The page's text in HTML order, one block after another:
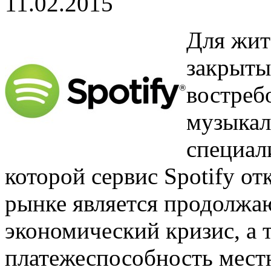
Для
которой сервис Spotify
рынке является
экономический кризис, а
платежеспособность